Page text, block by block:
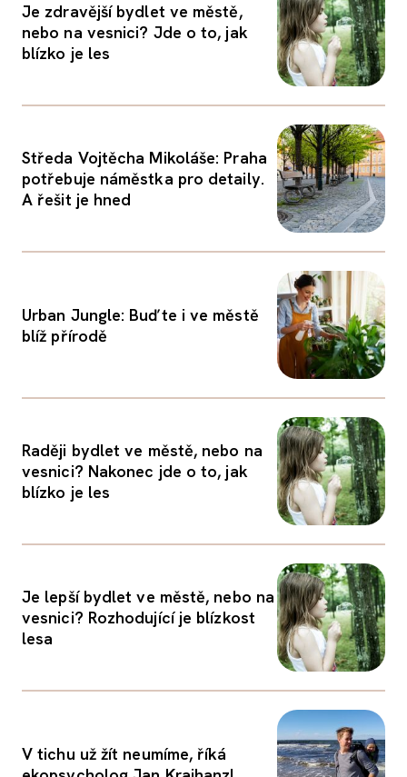
Je zdravější bydlet ve městě,
nebo na vesnici? Jde o to, jak
blízko je les
Středa Vojtěcha Mikoláše: Praha
potřebuje náměstka pro detaily.
A řešit je hned
Urban Jungle: Buďte i ve městě
blíž přírodě
Raději bydlet ve městě, nebo na
vesnici? Nakonec jde o to, jak
blízko je les
Je lepší bydlet ve městě, nebo na
vesnici? Rozhodující je blízkost
lesa
V tichu už žít neumíme, říká